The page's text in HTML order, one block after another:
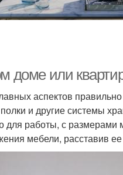
доме или
аспектов
и другие системы
работы, с размерами
мебели, расставив